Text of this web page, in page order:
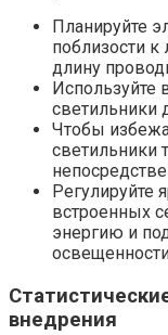
Планируйте
поблизости
длину
Используйте
светильники
Чтобы
светильники
Регулируйте
встроенных
энергию и
внедрения